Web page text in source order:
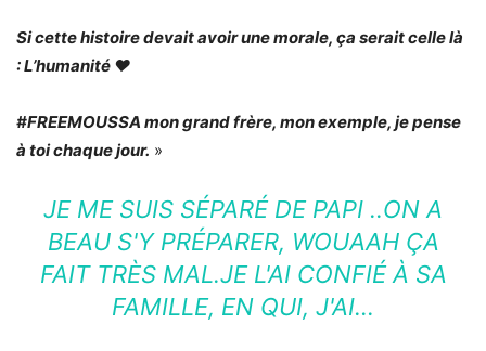
Si cette histoire devait avoir une morale, ça serait celle là
: L’humanité ❤
#FREEMOUSSA mon grand frère, mon exemple, je pense
à toi chaque jour. »
JE ME SUIS SÉPARÉ DE PAPI ..ON A
BEAU S'Y PRÉPARER, WOUAAH ÇA
FAIT TRÈS MAL.JE L'AI CONFIÉ À SA
FAMILLE, EN QUI, J'AI…